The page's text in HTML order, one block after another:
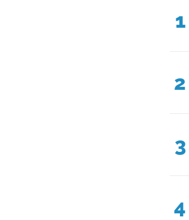
1
2
3
4